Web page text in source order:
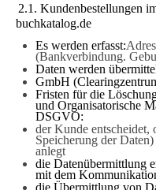
2.1. Kundenbestellungen
buchkatalog.de
Es werden erfasst:
(Bankverbindung.
Daten werden
GmbH
Fristen für die
und Organisatorische
DSGVO:
der Kunde entscheidet,
Speicherung der
anlegt
die Datenübermittlung
mit dem
die Übermittlung von